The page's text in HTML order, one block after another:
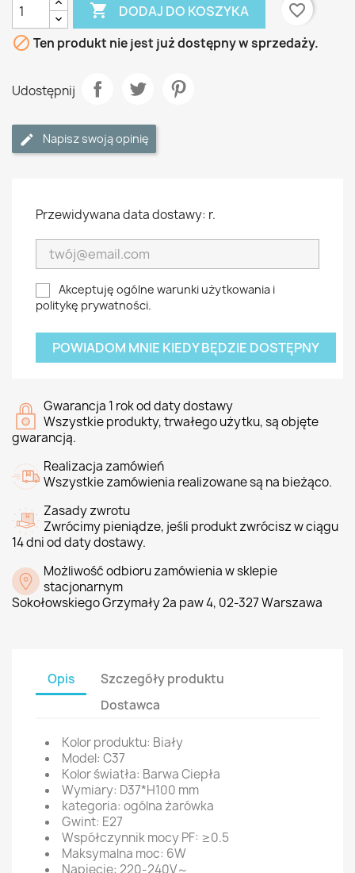
 DODAJ DO KOSZYKA
favorite_border
 Ten produkt nie jest już dostępny w sprzedaży.
Udostępnij
Napisz swoją opinię
Przewidywana data dostawy: r.
Akceptuję ogólne warunki użytkowania i
politykę prywatności.
POWIADOM MNIE KIEDY BĘDZIE DOSTĘPNY
Gwarancja 1 rok od daty dostawy
Wszystkie produkty, trwałego użytku, są objęte
gwarancją.
Realizacja zamówień
Wszystkie zamówienia realizowane są na bieżąco.
Zasady zwrotu
Zwrócimy pieniądze, jeśli produkt zwrócisz w ciągu
14 dni od daty dostawy.
Możliwość odbioru zamówienia w sklepie
stacjonarnym
Sokołowskiego Grzymały 2a paw 4, 02-327 Warszawa
Opis
Szczegóły produktu
Dostawca
Kolor produktu: Biały
Model: C37
Kolor światła: Barwa Ciepła
Wymiary: D37*H100 mm
kategoria: ogólna żarówka
Gwint: E27
Współczynnik mocy PF: ≥0.5
Maksymalna moc: 6W
Napięcie: 220-240V～